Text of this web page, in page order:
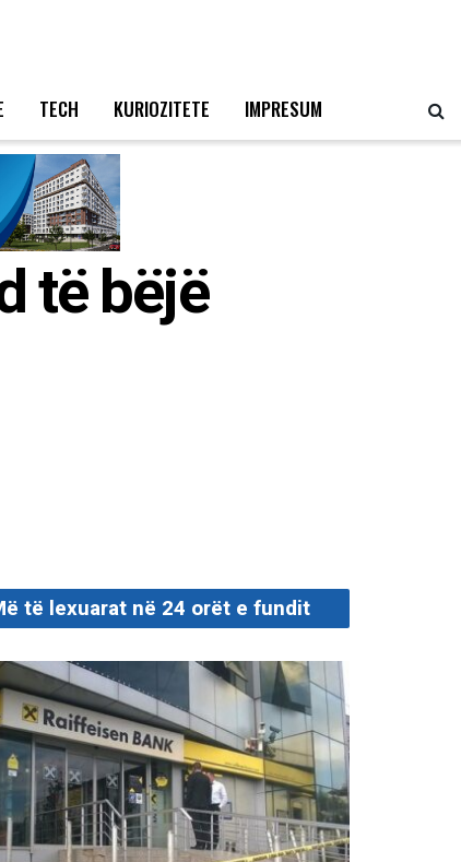
TECH KURIOZITETE IMPRESUM
të bëjë
të lexuarat në 24 orët e fundit